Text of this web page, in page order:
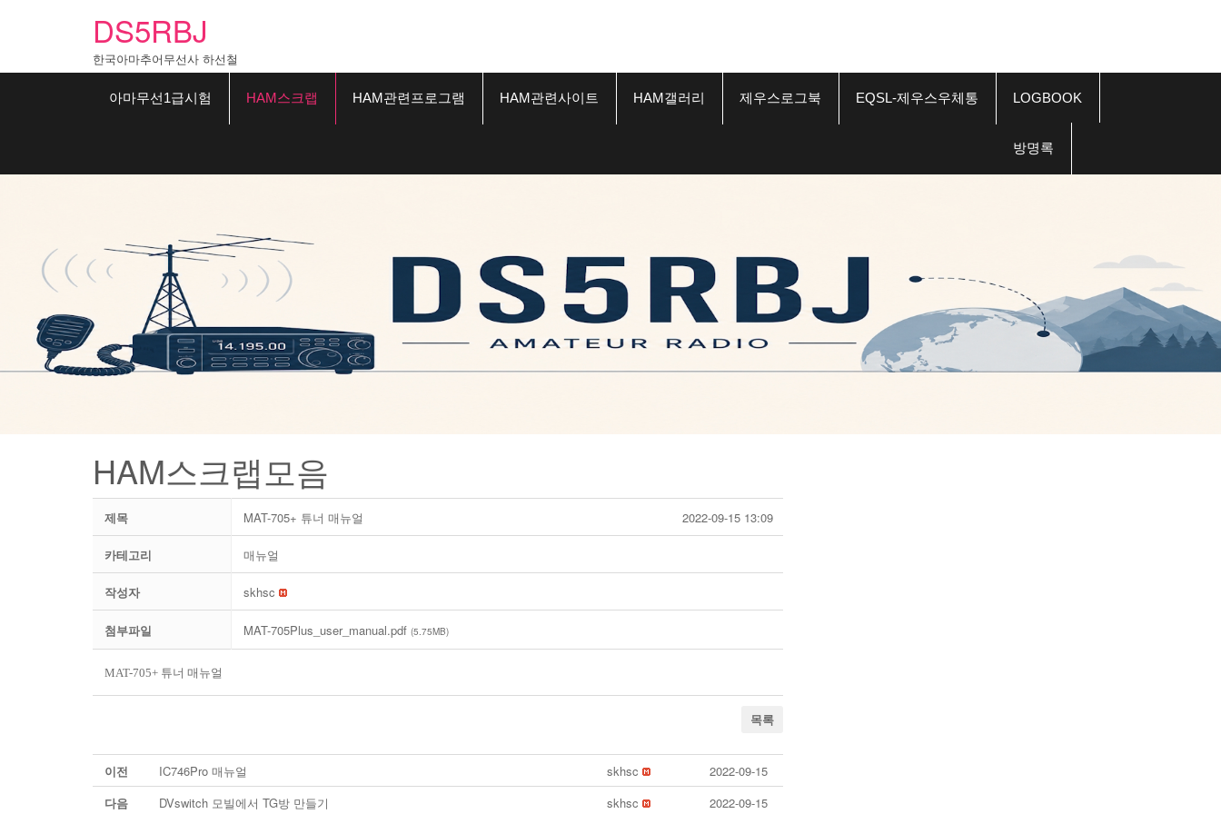
DS5RBJ
한국아마추어무선사 하선철
아마무선1급시험 HAM스크랩 HAM관련프로그램 HAM관련사이트 HAM갤러리 제우스로그북 EQSL-제우스우체통 LOGBOOK
방명록
HAM스크랩모음
제목 MAT-705+ 튜너 매뉴얼 2022-09-15 13:09
카테고리 매뉴얼
작성자 skhsc
첨부파일 MAT-705Plus_user_manual.pdf (5.75MB)
MAT-705+ 튜너 매뉴얼
목록
이전 IC746Pro 매뉴얼 skhsc
2022-09-15
다음
DVswitch 모빌에서 TG방 만들기 skhsc 2022-09-15